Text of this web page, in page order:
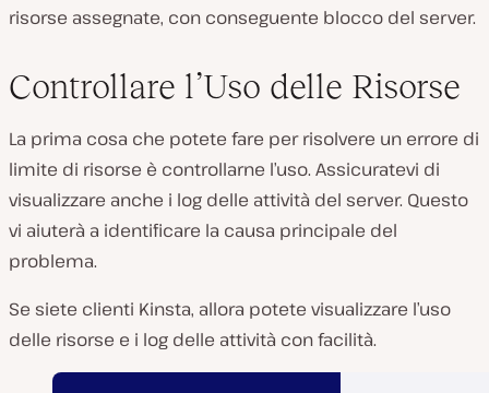
risorse assegnate, con conseguente blocco del server.
Controllare l’Uso delle Risorse
La prima cosa che potete fare per risolvere un errore di
limite di risorse è controllarne l’uso. Assicuratevi di
visualizzare anche i log delle attività del server. Questo
vi aiuterà a identificare la causa principale del
problema.
Se siete clienti Kinsta, allora potete visualizzare l’uso
delle risorse e i log delle attività con facilità.